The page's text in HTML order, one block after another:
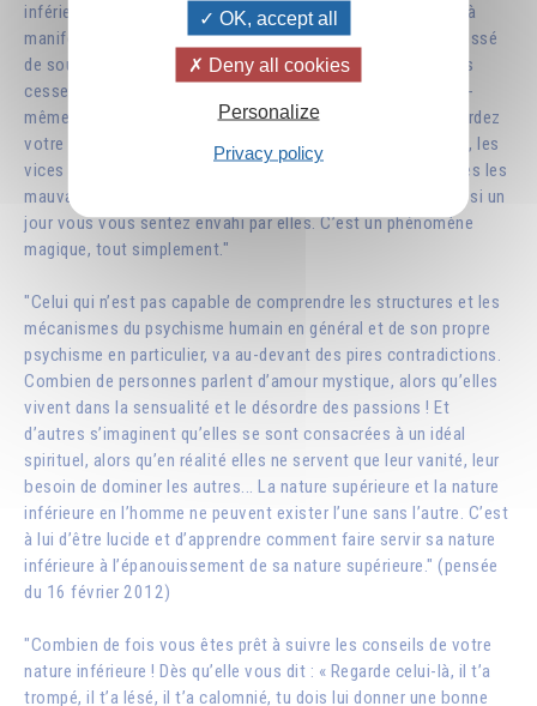
inférieure, vous recevez ses courants et vous commencez à
manifester les défauts et les faiblesses que vous n’avez cessé
de souligner chez lui. Pourquoi ? Parce qu’en vous liant sans
cesse à ces énergies inférieures, vous avez ouvert en vous-
même une porte pour les recevoir. C’est ainsi que vous retardez
votre évolution. Si vous n’avez dans la tête que les défauts, les
vices et les crimes des humains, vous attirez en vous toutes les
mauvaises entités qui sont en eux, et ne vous étonnez pas si un
jour vous vous sentez envahi par elles. C’est un phénomène
magique, tout simplement."
"Celui qui n’est pas capable de comprendre les structures et les
mécanismes du psychisme humain en général et de son propre
psychisme en particulier, va au-devant des pires contradictions.
Combien de personnes parlent d’amour mystique, alors qu’elles
vivent dans la sensualité et le désordre des passions ! Et
d’autres s’imaginent qu’elles se sont consacrées à un idéal
spirituel, alors qu’en réalité elles ne servent que leur vanité, leur
besoin de dominer les autres... La nature supérieure et la nature
inférieure en l’homme ne peuvent exister l’une sans l’autre. C’est
à lui d’être lucide et d’apprendre comment faire servir sa nature
inférieure à l’épanouissement de sa nature supérieure." (pensée
du 16 février 2012)
"Combien de fois vous êtes prêt à suivre les conseils de votre
nature inférieure ! Dès qu’elle vous dit : « Regarde celui-là, il t’a
trompé, il t’a lésé, il t’a calomnié, tu dois lui donner une bonne
OK, accept all
Deny all cookies
Personalize
Privacy policy